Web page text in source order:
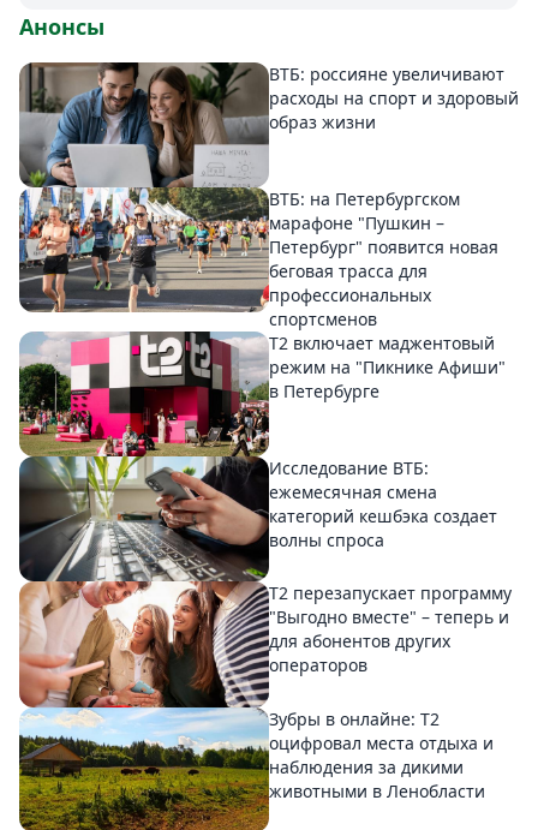
Анонсы
ВТБ: россияне увеличивают
расходы на спорт и здоровый
образ жизни
ВТБ: на Петербургском
марафоне "Пушкин –
Петербург" появится новая
беговая трасса для
профессиональных
спортсменов
Т2 включает маджентовый
режим на "Пикнике Афиши"
в Петербурге
Исследование ВТБ:
ежемесячная смена
категорий кешбэка создает
волны спроса
Т2 перезапускает программу
"Выгодно вместе" – теперь и
для абонентов других
операторов
Зубры в онлайне: Т2
оцифровал места отдыха и
наблюдения за дикими
животными в Ленобласти